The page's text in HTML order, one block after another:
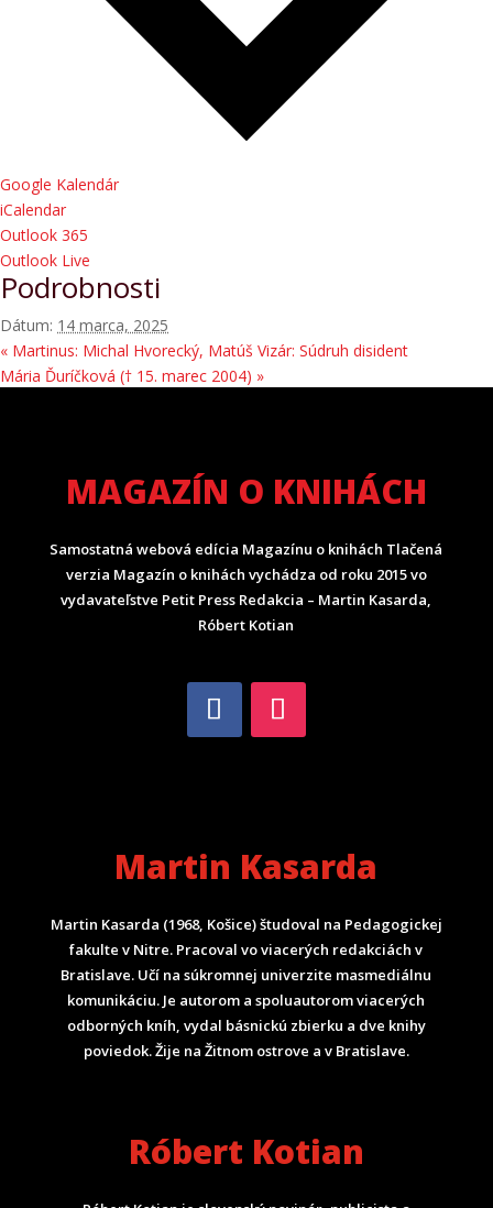
Google Kalendár
iCalendar
Outlook 365
Outlook Live
Podrobnosti
Dátum: 14 marca, 2025
« Martinus: Michal Hvorecký, Matúš Vizár: Súdruh disident
Mária Ďuríčková († 15. marec 2004) »
MAGAZÍN O KNIHÁCH
Samostatná webová edícia Magazínu o knihách Tlačená
verzia Magazín o knihách vychádza od roku 2015 vo
vydavateľstve Petit Press Redakcia – Martin Kasarda,
Róbert Kotian
Martin Kasarda
Martin Kasarda (1968, Košice) študoval na Pedagogickej
fakulte v Nitre. Pracoval vo viacerých redakciách v
Bratislave. Učí na súkromnej univerzite masmediálnu
komunikáciu. Je autorom a spoluautorom viacerých
odborných kníh, vydal básnickú zbierku a dve knihy
poviedok. Žije na Žitnom ostrove a v Bratislave.
Róbert Kotian